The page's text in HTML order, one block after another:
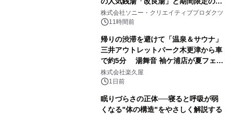
ラボレーション サウナイキタイコラ
ボグッズも発売決定！
株式会社ソニー・クリエイティブプロダクツ
11時間前
帰りの渋滞を避けて「温泉＆サウナ」
三井アウトレットパーク木更津から車
で約5分 湯舞音 袖ケ浦店が夏フェア
メニューを提供
株式会社楽久屋
1日前
眠りづらさの正体──寝ると呼吸が弱
くなる"体の構造"をやさしく解説する